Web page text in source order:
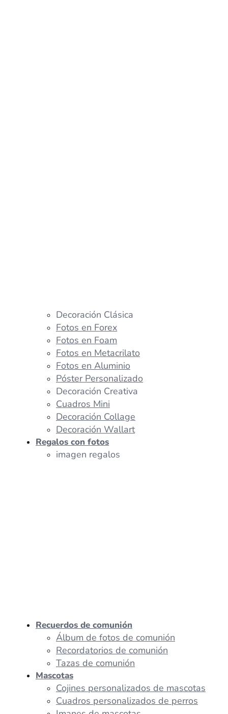
Decoración Clásica
Fotos en Forex
Fotos en Foam
Fotos en Metacrilato
Fotos en Aluminio
Póster Personalizado
Decoración Creativa
Cuadros Mini
Decoración Collage
Decoración Wallart
Regalos con fotos
imagen regalos
Recuerdos de comunión
Álbum de fotos de comunión
Recordatorios de comunión
Tazas de comunión
Mascotas
Cojines personalizados de mascotas
Cuadros personalizados de perros